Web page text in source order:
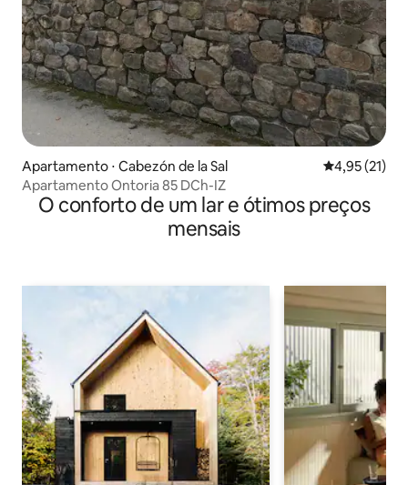
Apartamento ⋅ Cabezón de la Sal 4,95 de uma
4,95 (21)
Apartamento Ontoria 85 DCh-IZ
O conforto de um lar e ótimos preços
mensais